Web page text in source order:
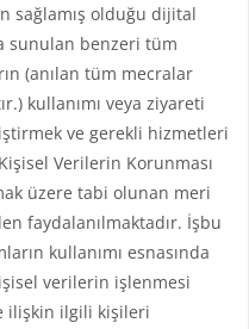
sağlamış olduğu dijital
sunulan benzeri tüm
(anılan tüm mecralar
kullanımı veya ziyareti
ve gerekli hizmetleri
Verilerin Korunması
üzere tabi olunan meri
faydalanılmaktadır. İşbu
kullanımı esnasında
verilerin işlenmesi
ilişkin ilgili kişileri